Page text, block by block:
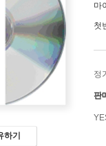
하기
마
첫
정
판